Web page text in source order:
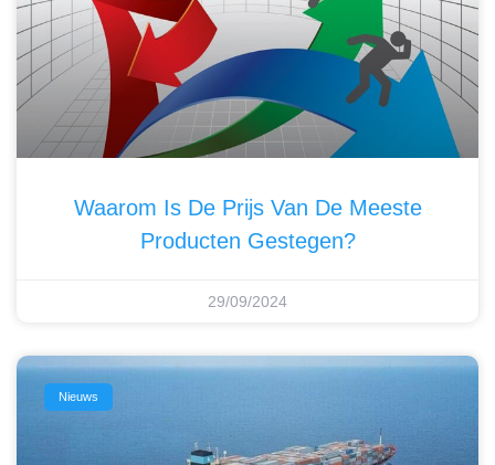
Waarom Is De Prijs Van De Meeste
Producten Gestegen?
29/09/2024
Nieuws